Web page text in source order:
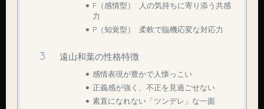
F（感情型）: 人の気持ちに寄り添う共感
力
P（知覚型）: 柔軟で臨機応変な対応力
遠山和葉の性格特徴
感情表現が豊かで人懐っこい
正義感が強く、不正を見過ごせない
素直になれない「ツンデレ」な一面